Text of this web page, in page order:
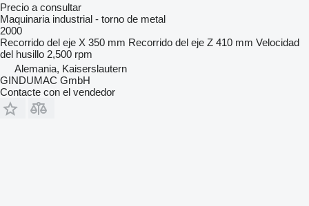
Precio a consultar
Maquinaria industrial - torno de metal
2000
Recorrido del eje X 350 mm Recorrido del eje Z 410 mm Velocidad
del husillo 2,500 rpm
Alemania, Kaiserslautern
GINDUMAC GmbH
Contacte con el vendedor